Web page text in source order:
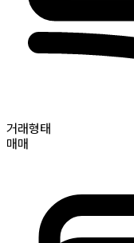
거래형태
매매